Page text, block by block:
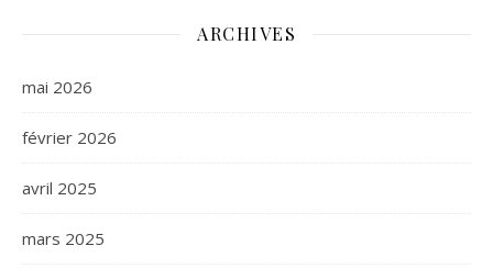
ARCHIVES
mai 2026
février 2026
avril 2025
mars 2025